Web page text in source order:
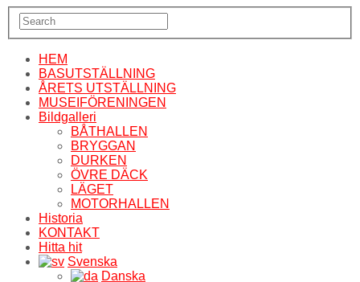
HEM
BASUTSTÄLLNING
ÅRETS UTSTÄLLNING
MUSEIFÖRENINGEN
Bildgalleri
BÅTHALLEN
BRYGGAN
DURKEN
ÖVRE DÄCK
LÄGET
MOTORHALLEN
Historia
KONTAKT
Hitta hit
Svenska
Danska